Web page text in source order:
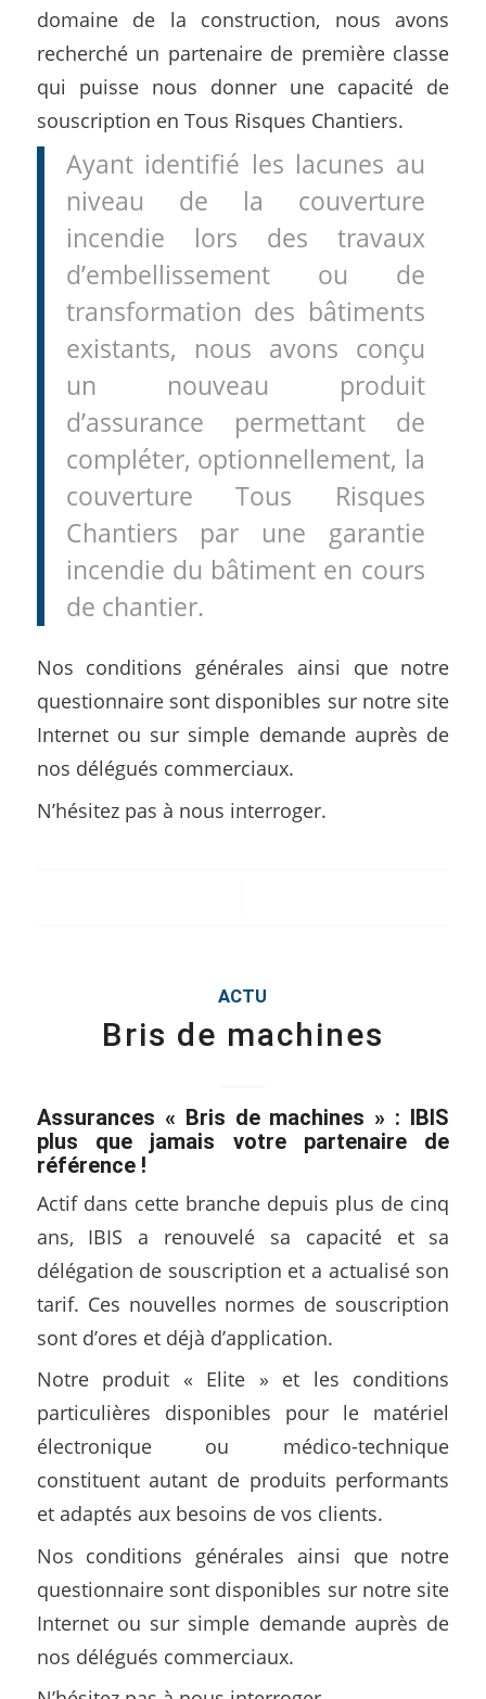
domaine de la construction, nous avons
recherché un partenaire de première classe
qui puisse nous donner une capacité de
souscription en Tous Risques Chantiers.
Ayant identifié les lacunes au
niveau de la couverture
incendie lors des travaux
d’embellissement ou de
transformation des bâtiments
existants, nous avons conçu
un nouveau produit
d’assurance permettant de
compléter, optionnellement, la
couverture Tous Risques
Chantiers par une garantie
incendie du bâtiment en cours
de chantier.
Nos conditions générales ainsi que notre
questionnaire sont disponibles sur notre site
Internet ou sur simple demande auprès de
nos délégués commerciaux.
N’hésitez pas à nous interroger.
ACTU
Bris de machines
Assurances « Bris de machines » : IBIS
plus que jamais votre partenaire de
référence !
Actif dans cette branche depuis plus de cinq
ans, IBIS a renouvelé sa capacité et sa
délégation de souscription et a actualisé son
tarif. Ces nouvelles normes de souscription
sont d’ores et déjà d’application.
Notre produit « Elite » et les conditions
particulières disponibles pour le matériel
électronique ou médico-technique
constituent autant de produits performants
et adaptés aux besoins de vos clients.
Nos conditions générales ainsi que notre
questionnaire sont disponibles sur notre site
Internet ou sur simple demande auprès de
nos délégués commerciaux.